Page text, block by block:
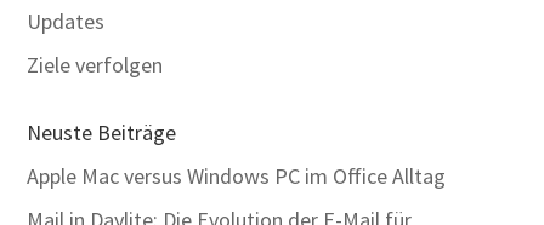
Updates
Ziele verfolgen
Neuste Beiträge
Apple Mac versus Windows PC im Office Alltag